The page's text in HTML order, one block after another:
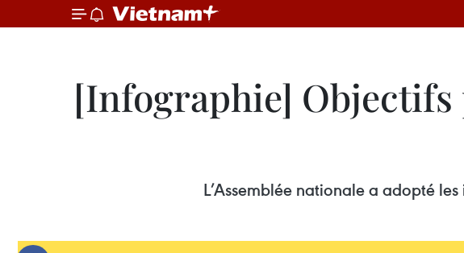
[Infographie] Objectifs
L’Assemblée nationale a adopté